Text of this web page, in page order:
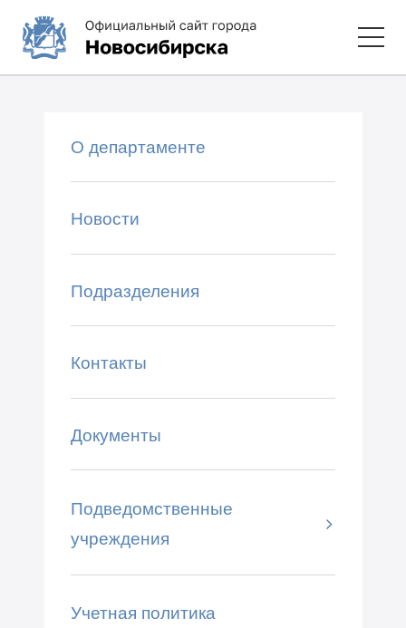
О департаменте
Новости
Подразделения
Контакты
Документы
Подведомственные
учреждения
Учетная политика